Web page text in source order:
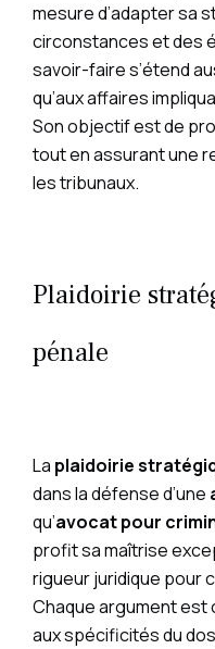
mesure d’adapter sa
circonstances et des
savoir-faire s’étend
qu’aux affaires
Son objectif est de
tout en assurant une
les tribunaux.
Plaidoirie
pénale
La plaidoirie
dans la défense d’une
qu’avocat pour
profit sa maîtrise
rigueur juridique pour
Chaque argument est
aux spécificités du